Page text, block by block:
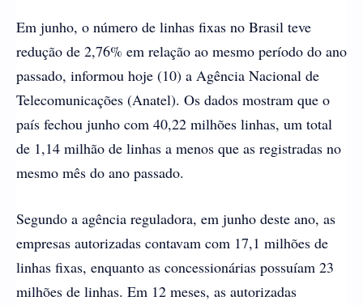
Em junho, o número de linhas fixas no Brasil teve
redução de 2,76% em relação ao mesmo período do ano
passado, informou hoje (10) a Agência Nacional de
Telecomunicações (Anatel). Os dados mostram que o
país fechou junho com 40,22 milhões linhas, um total
de 1,14 milhão de linhas a menos que as registradas no
mesmo mês do ano passado.
Segundo a agência reguladora, em junho deste ano, as
empresas autorizadas contavam com 17,1 milhões de
linhas fixas, enquanto as concessionárias possuíam 23
milhões de linhas. Em 12 meses, as autorizadas